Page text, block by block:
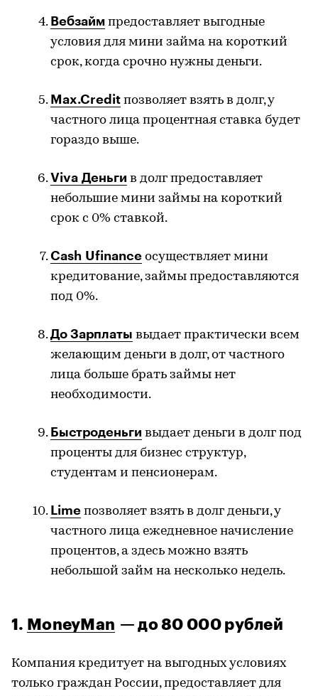
Вебзайм предоставляет выгодные
условия для мини займа на короткий
срок, когда срочно нужны деньги.
Max.Credit позволяет взять в долг, у
частного лица процентная ставка будет
гораздо выше.
Viva Деньги в долг предоставляет
небольшие мини займы на короткий
срок с 0% ставкой.
Cash Ufinance осуществляет мини
кредитование, займы предоставляются
под 0%.
До Зарплаты выдает практически всем
желающим деньги в долг, от частного
лица больше брать займы нет
необходимости.
Быстроденьги выдает деньги в долг под
проценты для бизнес структур,
студентам и пенсионерам.
Lime позволяет взять в долг деньги, у
частного лица ежедневное начисление
процентов, а здесь можно взять
небольшой займ на несколько недель.
1. MoneyMan — до 80 000 рублей
Компания кредитует на выгодных условиях
только граждан России, предоставляет для